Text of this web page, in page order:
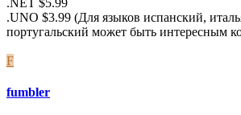
.UNO $3.99 (Для языков испанский,
португальский может быть интересным
F
fumbler